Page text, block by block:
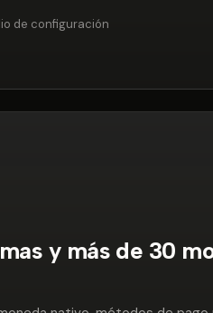
de configuración
y más de 30